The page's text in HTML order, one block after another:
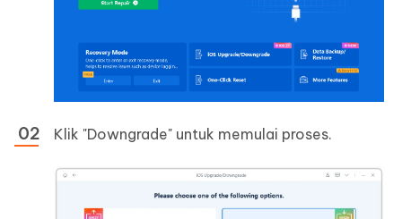
Klik "Downgrade" untuk memulai proses.